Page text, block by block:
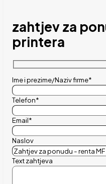
zahtjev za
printera
Ime i prezime/Naziv firme*
Telefon*
Email*
Naslov
Text zahtjeva